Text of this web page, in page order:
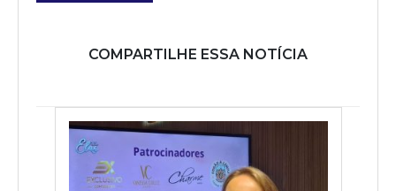
COMPARTILHE ESSA NOTÍCIA